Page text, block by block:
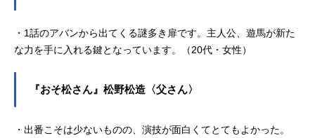
・1話のアバンから出てくる謎多き扉です。主人公、遊馬が新た
な力を手に入れる鍵となっています。（20代・女性）
『おそ松さん』松野松造〈父さん〉
・出番こそは少ないものの、演技が面白くてとてもよかった。